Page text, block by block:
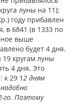
луны на 11);
году прибавлен
в 6841 (в 1333 по
выше
будет 4 дня.
кругам луны
4 дня. Это
к 29 12 дням
го. Поэтому